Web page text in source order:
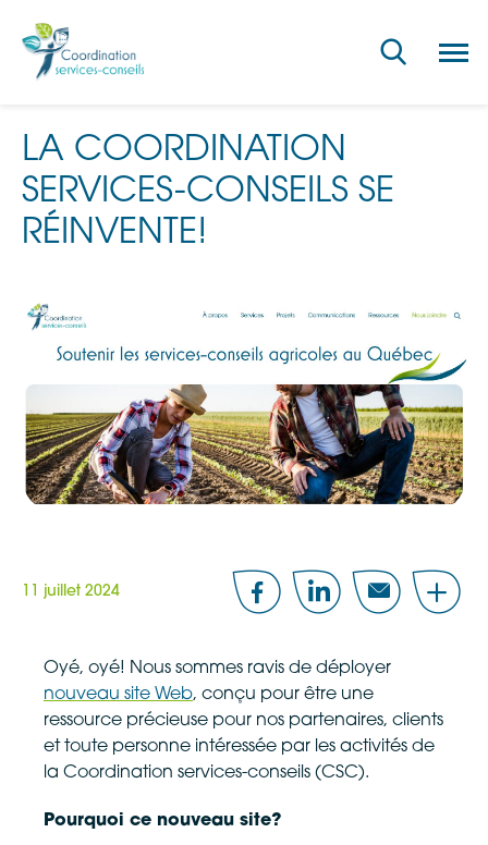
la
LA COORDINATION
SERVICES-CONSEILS SE
RÉINVENTE!
11 juillet 2024 FacebookLinkedInEmail Share
Oyé, oyé! Nous sommes ravis de déployer
nouveau site Web, conçu pour être une
ressource précieuse pour nos partenaires, clients
et toute personne intéressée par les activités de
la Coordination services-conseils (CSC).
Pourquoi ce nouveau site?